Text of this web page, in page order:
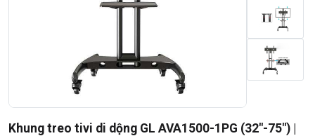
Khung treo tivi di dộng GL AVA1500-1PG (32"-75") |